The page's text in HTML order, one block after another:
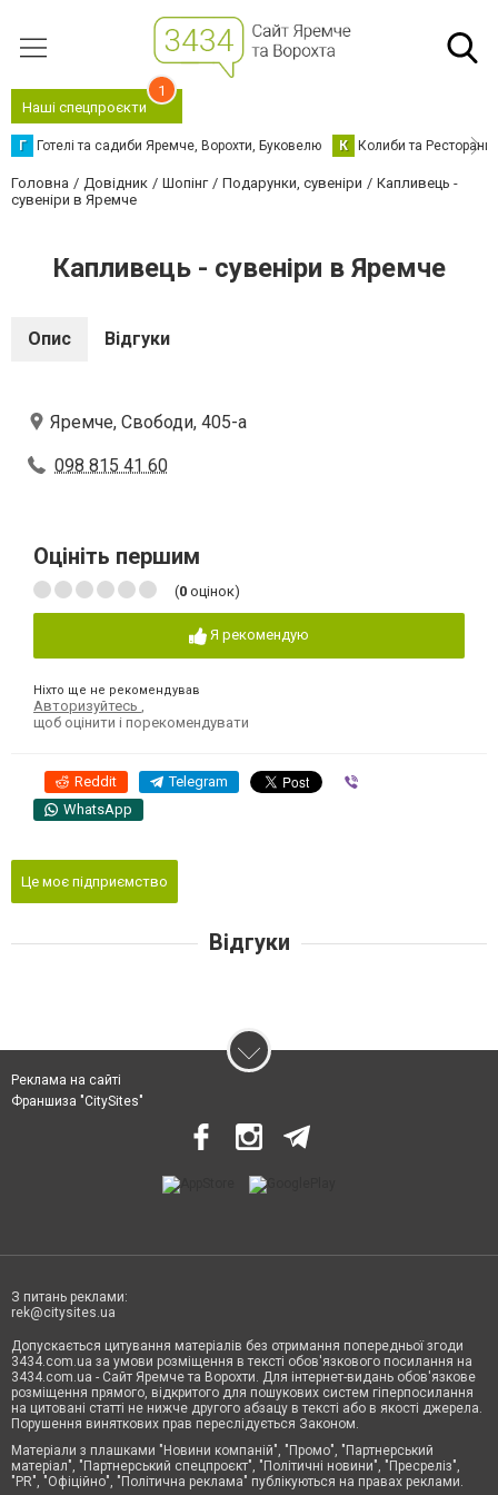
Наші спецпроєкти
1
Г Готелі та садиби Яремче, Ворохти, Буковелю К Колиби та Ресторани
Головна Довідник Шопінг Подарунки, сувеніри
Капливець -
сувеніри в Яремче
Капливець - сувеніри в Яремче
Опис Відгуки
Яремче, Свободи, 405-а
098 815 41 60
Оцініть першим
(0 оцінок)
Я рекомендую
Ніхто ще не рекомендував
Авторизуйтесь
щоб оцінити і порекомендувати
Reddit Telegram
WhatsApp
Це моє підприємство
Відгуки
Реклама на сайті
Франшиза "CitySites"
З питань реклами:
rek@citysites.ua
Допускається цитування матеріалів без отримання попередньої згоди
3434.com.ua за умови розміщення в тексті обов'язкового посилання на
3434.com.ua - Сайт Яремче та Ворохти. Для інтернет-видань обов'язкове
розміщення прямого, відкритого для пошукових систем гіперпосилання
на цитовані статті не нижче другого абзацу в тексті або в якості джерела.
Порушення виняткових прав переслідується Законом.
Матеріали з плашками "Новини компаній", "Промо", "Партнерський
матеріал", "Партнерський спецпроєкт", "Політичні новини", "Пресреліз",
"PR", "Офіційно", "Політична реклама" публікуються на правах реклами.